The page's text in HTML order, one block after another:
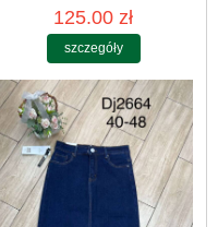
125.00 zł
szczegóły